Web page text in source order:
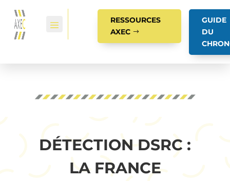
RESSOURCES
AXEC
GUIDE
DU
DÉTECTION DSRC :
LA FRANCE